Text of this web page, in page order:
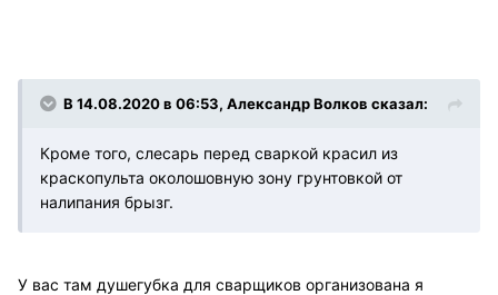
В 14.08.2020 в 06:53, Александр Волков сказал:
Кроме того, слесарь перед сваркой красил из
краскопульта околошовную зону грунтовкой от
налипания брызг.
У вас там душегубка для сварщиков организована я